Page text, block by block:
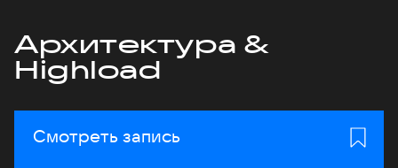
Архитектура &
Highload
Смотреть запись